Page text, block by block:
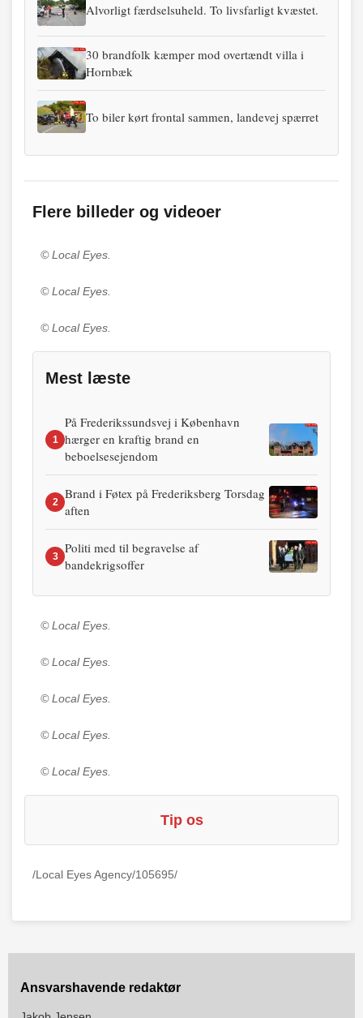
Alvorligt færdselsuheld. To livsfarligt kvæstet.
30 brandfolk kæmper mod overtændt villa i
Hornbæk
To biler kørt frontal sammen, landevej spærret
Flere billeder og videoer
© Local Eyes.
© Local Eyes.
© Local Eyes.
Mest læste
1
På Frederikssundsvej i København
hærger en kraftig brand en
beboelsesejendom
2
Brand i Føtex på Frederiksberg Torsdag
aften
3
Politi med til begravelse af
bandekrigsoffer
© Local Eyes.
© Local Eyes.
© Local Eyes.
© Local Eyes.
© Local Eyes.
Tip os
/Local Eyes Agency/105695/
Ansvarshavende redaktør